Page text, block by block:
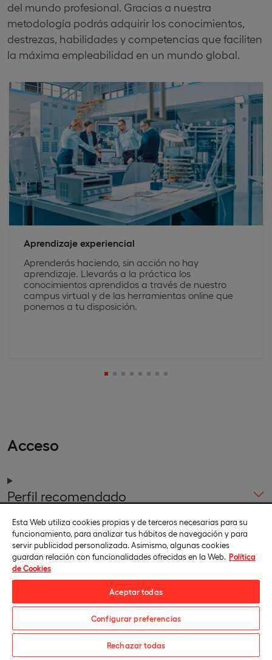
del mundo profesional. Gracias a nuestra
metodología podrás adquirir los conocimientos,
destrezas, habilidades y competencias que faciliten
la máxima empleabilidad en un mundo global.
Aprendizaje experiencial
Aprenderás haciendo, sin acción no hay
aprendizaje. Llevarás a la práctica los
conocimientos aprendidos a través de nuestro
campus virtual y de las herramientas online que
ponemos a tu disposición.
Acceso
Perfil recomendado
Requisitos de acceso
Normativa de transferencia y
reconocimiento de créditos
Solicita información
Esta Web utiliza cookies propias y de terceros necesarias para su
funcionamiento, para analizar tus hábitos de navegación y para
servir publicidad personalizada. Asimismo, algunas cookies
guardan relación con funcionalidades ofrecidas en la Web. Política
de Cookies
Aceptar todas
Configurar preferencias
Rechazar todas